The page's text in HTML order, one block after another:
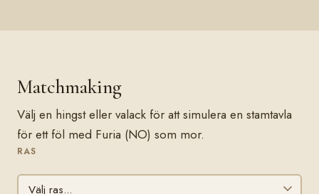
Matchmaking
Välj en hingst eller valack för att simulera en stamtavla
för ett föl med Furia (NO) som mor.
RAS